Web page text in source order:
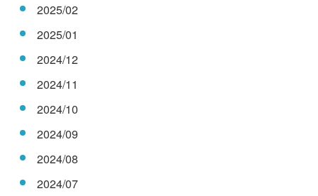
2025/02
2025/01
2024/12
2024/11
2024/10
2024/09
2024/08
2024/07